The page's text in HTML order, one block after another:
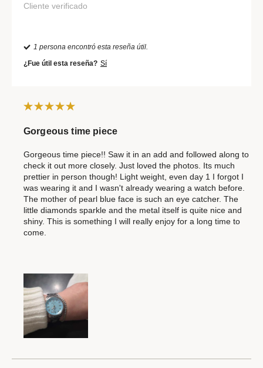
Cliente verificado
1 persona encontró esta reseña útil.
¿Fue útil esta reseña? Sí
Gorgeous time piece
Gorgeous time piece!! Saw it in an add and followed along to
check it out more closely. Just loved the photos. Its much
prettier in person though! Light weight, even day 1 I forgot I
was wearing it and I wasn't already wearing a watch before.
The mother of pearl blue face is such an eye catcher. The
little diamonds sparkle and the metal itself is quite nice and
shiny. This is something I will really enjoy for a long time to
come.